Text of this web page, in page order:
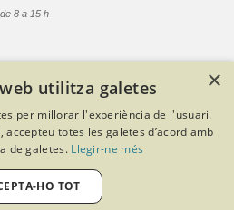
8 a 15 h
de Barcelona
de cookies
Avís legal
Política de qualitat
amb Softeng Portal Builder
×
utilitza galetes
per millorar l'experiència de l'usuari.
totes les galetes d’acord amb
de galetes. Llegir-ne més
HO TOT